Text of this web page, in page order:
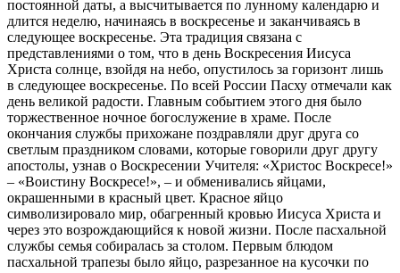
постоянной даты, а высчитывается по лунному календарю и
длится неделю, начинаясь в воскресенье и заканчиваясь в
следующее воскресенье. Эта традиция связана с
представлениями о том, что в день Воскресения Иисуса
Христа солнце, взойдя на небо, опустилось за горизонт лишь
в следующее воскресенье. По всей России Пасху отмечали как
день великой радости. Главным событием этого дня было
торжественное ночное богослужение в храме. После
окончания службы прихожане поздравляли друг друга со
светлым праздником словами, которые говорили друг другу
апостолы, узнав о Воскресении Учителя: «Христос Воскресе!»
– «Воистину Воскресе!», – и обменивались яйцами,
окрашенными в красный цвет. Красное яйцо
символизировало мир, обагренный кровью Иисуса Христа и
через это возрождающийся к новой жизни. После пасхальной
службы семья собиралась за столом. Первым блюдом
пасхальной трапезы было яйцо, разрезанное на кусочки по